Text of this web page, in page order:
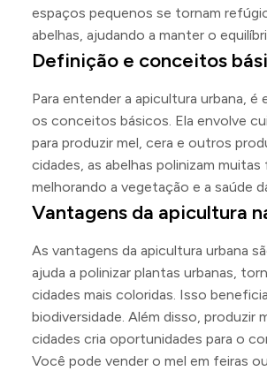
espaços pequenos se tornam
abelhas, ajudando a manter o
Definição e conceitos
Para entender a apicultura urbana, é
os conceitos básicos. Ela envolve
para produzir mel, cera e outros
cidades, as abelhas polinizam muitas
melhorando a vegetação e a saúde
Vantagens da apicultura
As vantagens da apicultura urbana
ajuda a polinizar plantas urbanas,
cidades mais coloridas. Isso
biodiversidade. Além disso, produzir
cidades cria oportunidades para o
Você pode vender o mel em feiras